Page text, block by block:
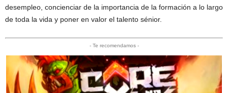
desempleo, concienciar de la importancia de la formación a lo largo
de toda la vida y poner en valor el talento sénior.
- Te recomendamos -